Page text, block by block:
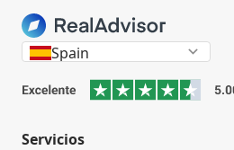
Spain
Servicios